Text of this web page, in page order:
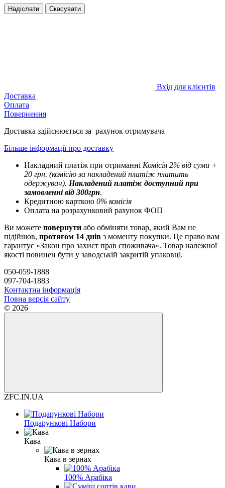
Надіслати Скасувати
Вхід для клієнтів
Доставка
Оплата
Повернення
Доставка здійснюється за рахунок отримувача
Більше інформації про доставку
Накладний платіж при отриманні Комісія 2% від суми +
20 грн. (комісію за накладений платіж платить
одержувач). Накладений платіж доступний при
замовленні від 300грн.
Кредитною карткою 0% комісія
Оплата на розрахунковий рахунок ФОП
Ви можете повернути або обміняти товар, який Вам не
підійшов, протягом 14 днів з моменту покупки. Це право вам
гарантує «Закон про захист прав споживача». Товар належної
якості повинен бути у заводській закритій упаковці.
050-059-1888
097-704-1883
Контактна інформація
Повна версія сайту
© 2026
ZFC.IN.UA
Подарункові Набори
Кава
Кава в зернах
100% Арабіка